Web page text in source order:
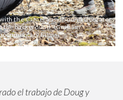
the Camera and Sound Operators
the background. (Graham
Films)
el trabajo de Doug y